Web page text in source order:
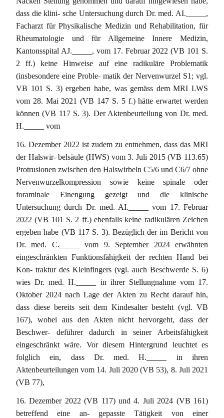
dass die klini- sche Untersuchung durch Dr. med. AI._____,
Facharzt für Physikalische Medizin und Rehabilitation, für
Rheumatologie und für Allgemeine Innere Medizin,
Kantonsspital AJ._____, vom 17. Februar 2022 (VB 101 S.
2 ff.) keine Hinweise auf eine radikuläre Problematik
(insbesondere eine Proble- matik der Nervenwurzel S1; vgl.
VB 101 S. 3) ergeben habe, was gemäss dem MRI LWS
vom 28. Mai 2021 (VB 147 S. 5 f.) hätte erwartet werden
können (VB 117 S. 3). Der Aktenbeurteilung von Dr. med.
H._____ vom
16. Dezember 2022 ist zudem zu entnehmen, dass das MRI
der Halswir- belsäule (HWS) vom 3. Juli 2015 (VB 113.65)
Protrusionen zwischen den Halswirbeln C5/6 und C6/7 ohne
Nervenwurzelkompression sowie keine spinale oder
foraminale Einengung gezeigt und die klinische
Untersuchung durch Dr. med. AI._____ vom 17. Februar
2022 (VB 101 S. 2 ff.) ebenfalls keine radikulären Zeichen
ergeben habe (VB 117 S. 3). Bezüglich der im Bericht von
Dr. med. C._____ vom 9. September 2024 erwähnten
eingeschränkten Funktionsfähigkeit der rechten Hand bei
Kon- traktur des Kleinfingers (vgl. auch Beschwerde S. 6)
wies Dr. med. H._____ in ihrer Stellungnahme vom 17.
Oktober 2024 nach Lage der Akten zu Recht darauf hin,
dass diese bereits seit dem Kindesalter besteht (vgl. VB
167), wobei aus den Akten nicht hervorgeht, dass der
Beschwer- deführer dadurch in seiner Arbeitsfähigkeit
eingeschränkt wäre. Vor diesem Hintergrund leuchtet es
folglich ein, dass Dr. med. H._____ in ihren
Aktenbeurteilungen vom 14. Juli 2020 (VB 53), 8. Juli 2021
(VB 77),
16. Dezember 2022 (VB 117) und 4. Juli 2024 (VB 161)
betreffend eine an- gepasste Tätigkeit von einer